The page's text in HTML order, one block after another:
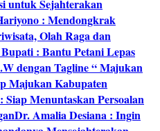
untuk Sejahterakan
: Mendongkrak
Olah Raga dan
: Bantu Petani Lepas
dengan Tagline “ Majukan
Majukan Kabupaten
Menuntaskan Persoalan
Dr. Amalia Desiana : Ingin